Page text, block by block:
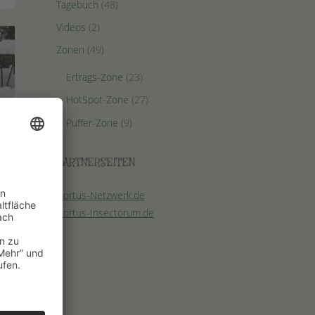
Tagebuch (48)
Videos (2)
Zonen (49)
Ertrags-Zone (23)
HotSpot-Zone (27)
Puffer-Zone (9)
PARTNERSEITEN
Hortus-Netzwerk.de
Hortus-Insectorum.de